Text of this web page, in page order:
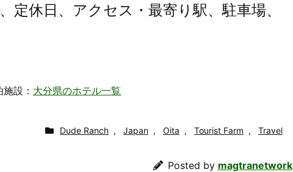
定休日、アクセス・最寄り駅、駐車場、
設： 大分県のホテル一覧
Dude Ranch , Japan , Oita , Tourist Farm , Travel
Posted by magtranetwork